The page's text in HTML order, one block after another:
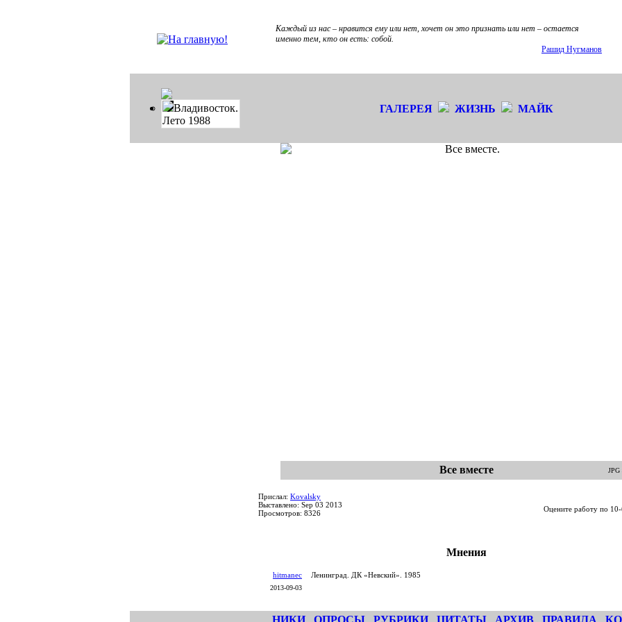
Каждый из нас – нравится ему или нет, хочет он это признать или нет – остается
именно тем, кто он есть: собой.
Рашид Нугманов
Владивосток.
Лето 1988
ГАЛЕРЕЯ ЖИЗНЬ МАЙК
Все вместе JPG
Прислал: Kovalsky
Выставлено: Sep 03 2013
Просмотров: 8326
Оцените работу по 10-
Мнения
hitmanec
2013-09-03
Ленинград. ДК «Невский». 1985
НИКИ ОПРОСЫ РУБРИКИ ЦИТАТЫ АРХИВ ПРАВИЛА